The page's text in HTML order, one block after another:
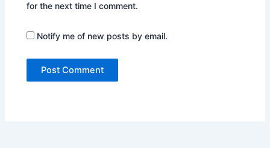
for the next time I comment.
Notify me of new posts by email.